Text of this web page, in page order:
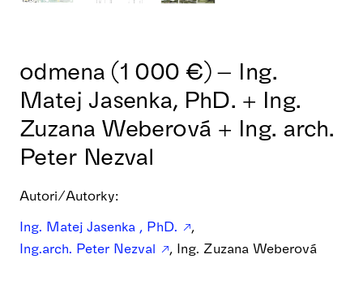
odmena (1 000 €) – Ing.
Matej Jasenka, PhD. + Ing.
Zuzana Weberová + Ing. arch.
Peter Nezval
Autori/Autorky:
Ing. Matej Jasenka , PhD.
,
Ing.arch. Peter Nezval
, Ing. Zuzana Weberová